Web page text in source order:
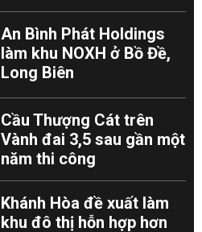
An Bình Phát Holdings
làm khu NOXH ở Bồ Đề,
Long Biên
Cầu Thượng Cát trên
Vành đai 3,5 sau gần một
năm thi công
Khánh Hòa đề xuất làm
khu đô thị hỗn hợp hơn